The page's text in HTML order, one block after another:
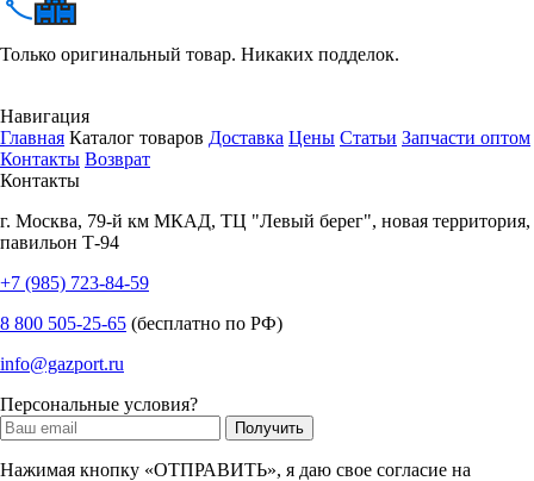
Только оригинальный товар. Никаких подделок.
Навигация
Главная Каталог товаров Доставка Цены Статьи Запчасти оптом
Контакты Возврат
Контакты
г. Москва, 79-й км МКАД, ТЦ "Левый берег", новая территория,
павильон Т-94
+7 (985) 723-84-59
8 800 505-25-65 (бесплатно по РФ)
info@gazport.ru
Персональные условия?
Нажимая кнопку «ОТПРАВИТЬ», я даю свое согласие на